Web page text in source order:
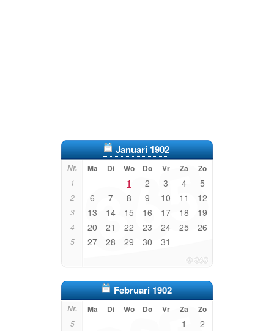
Januari 1902
Nr. Ma Di Wo Do Vr Za Zo
1 1 2 3 4 5
2 6 7 8 9 10 11 12
3 13 14 15 16 17 18 19
4 20 21 22 23 24 25 26
5 27 28 29 30 31
Februari 1902
Nr. Ma Di Wo Do Vr Za Zo
5 1 2